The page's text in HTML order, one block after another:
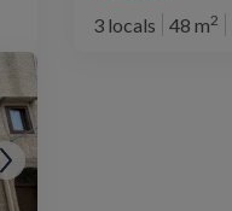
3 locals
48 m2